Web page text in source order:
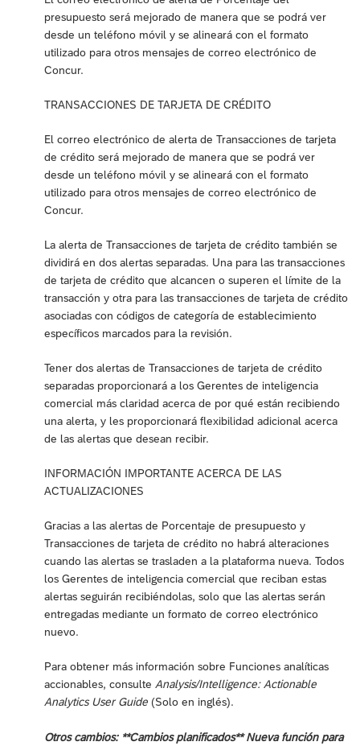
presupuesto será mejorado de manera que se podrá ver
desde un teléfono móvil y se alineará con el formato
utilizado para otros mensajes de correo electrónico de
Concur.
TRANSACCIONES DE TARJETA DE CRÉDITO
El correo electrónico de alerta de Transacciones de tarjeta
de crédito será mejorado de manera que se podrá ver
desde un teléfono móvil y se alineará con el formato
utilizado para otros mensajes de correo electrónico de
Concur.
La alerta de Transacciones de tarjeta de crédito también se
dividirá en dos alertas separadas. Una para las transacciones
de tarjeta de crédito que alcancen o superen el límite de la
transacción y otra para las transacciones de tarjeta de crédito
asociadas con códigos de categoría de establecimiento
específicos marcados para la revisión.
Tener dos alertas de Transacciones de tarjeta de crédito
separadas proporcionará a los Gerentes de inteligencia
comercial más claridad acerca de por qué están recibiendo
una alerta, y les proporcionará flexibilidad adicional acerca
de las alertas que desean recibir.
INFORMACIÓN IMPORTANTE ACERCA DE LAS
ACTUALIZACIONES
Gracias a las alertas de Porcentaje de presupuesto y
Transacciones de tarjeta de crédito no habrá alteraciones
cuando las alertas se trasladen a la plataforma nueva. Todos
los Gerentes de inteligencia comercial que reciban estas
alertas seguirán recibiéndolas, solo que las alertas serán
entregadas mediante un formato de correo electrónico
nuevo.
Para obtener más información sobre Funciones analíticas
accionables, consulte Analysis/Intelligence: Actionable
Analytics User Guide (Solo en inglés).
Otros cambios: **Cambios planificados** Nueva función para